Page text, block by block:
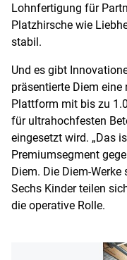
Lohnfertigung für
Platzhirsche wie
stabil.
Und es gibt
präsentierte Diem
Plattform mit bis zu
für ultrahochfesten
eingesetzt wird. „Das
Premiumsegment
Diem. Die Diem-
Sechs Kinder teilen
die operative Rolle.